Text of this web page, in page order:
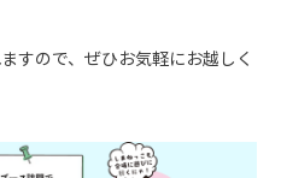
すので、ぜひお気軽にお越しく